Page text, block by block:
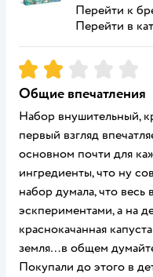
Перейти к
Перейти в
Рейтинг:2
Общие впечатления
Набор внушительный,
первый взгляд
основном почти для
ингредиенты, что ну
набор думала, что
эскпериментами, а на
краснокачанная
земля…в общем
Покупали до этого в